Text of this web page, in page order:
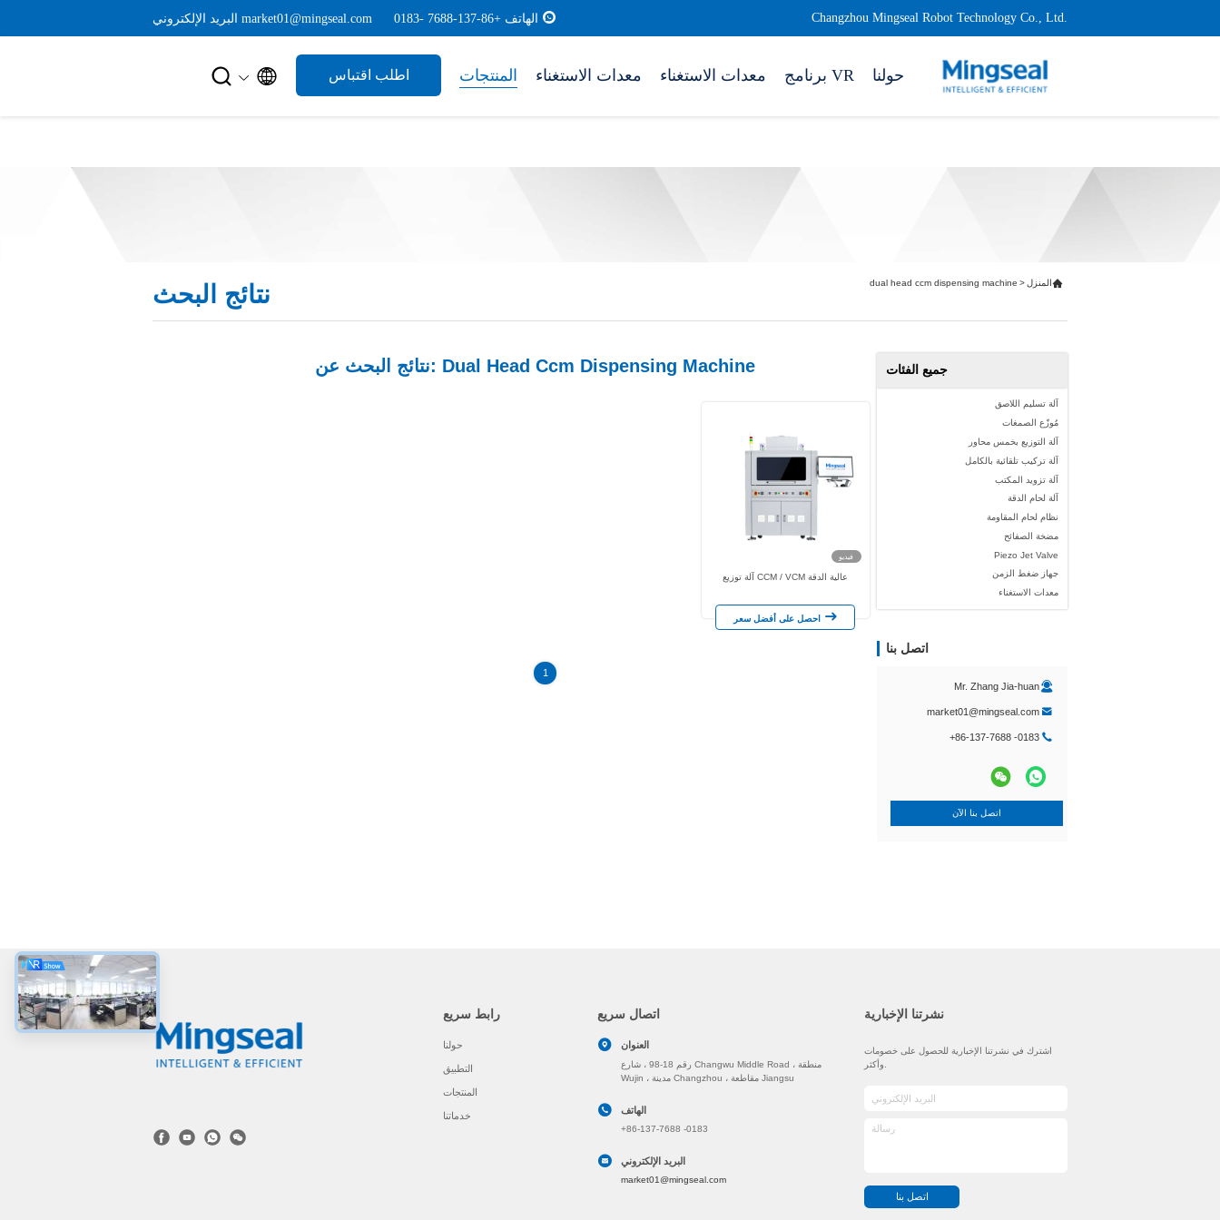
Changzhou Mingseal Robot Technology Co., Ltd. البريد الإلكتروني market01@mingseal.com الهاتف +86-137-7688 -0183
المنتجات معدات الاستغناء معدات الاستغناء برنامج VR حولنا اطلب اقتباس 

المنزل >
dual head ccm dispensing machine نتائج البحث
جميع الفئات
آلة تسليم اللاصق
مُوزّع الصمغات
آلة التوزيع بخمس محاور
آلة تركيب تلقائية بالكامل
آلة تزويد المكتب
آلة لحام الدقة
نظام لحام المقاومة
مضخة الصفائح
Piezo Jet Valve
جهاز ضغط الزمن
معدات الاستغناء
اتصل بنا
Mr. Zhang Jia-huan
market01@mingseal.com
+86-137-7688 -0183
اتصل بنا الآن
نتائج البحث عن: Dual Head Ccm Dispensing Machine
فيديو
آلة توزيع CCM / VCM عالية الدقة
1
رابط سريع
حولنا
التطبيق
المنتجات
خدماتنا
اتصال سريع
العنوان
رقم 18-98 ، شارع Changwu Middle Road ، منطقة
Wujin ، مدينة Changzhou ، مقاطعة Jiangsu
الهاتف
+86-137-7688 -0183
البريد الإلكتروني
market01@mingseal.com
نشرتنا الإخبارية
اشترك في نشرتنا الإخبارية للحصول على خصومات
وأكثر.
اتصل بنا